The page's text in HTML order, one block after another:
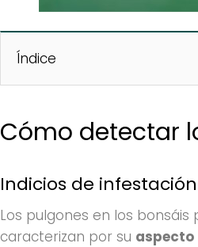
Índice
Cómo detectar
Indicios de infestación
Los pulgones en los
caracterizan por su aspecto